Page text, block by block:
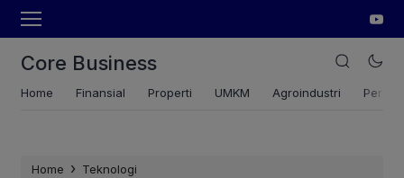
Core Business
Home Finansial Properti UMKM Agroindustri
Home › Teknologi